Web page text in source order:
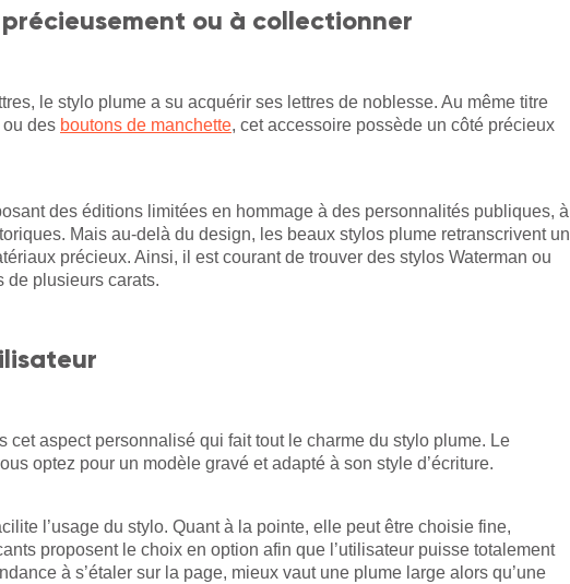
ou à collectionner
le stylo plume a su acquérir ses lettres de noblesse. Au même titre
ou des boutons de manchette, cet accessoire possède un côté précieux
des éditions limitées en hommage à des personnalités publiques, à
Mais au-delà du design, les beaux stylos plume retranscrivent un
précieux. Ainsi, il est courant de trouver des stylos Waterman ou
de plusieurs carats.
cet aspect personnalisé qui fait tout le charme du stylo plume. Le
optez pour un modèle gravé et adapté à son style d’écriture.
l’usage du stylo. Quant à la pointe, elle peut être choisie fine,
proposent le choix en option afin que l’utilisateur puisse totalement
à s’étaler sur la page, mieux vaut une plume large alors qu’une